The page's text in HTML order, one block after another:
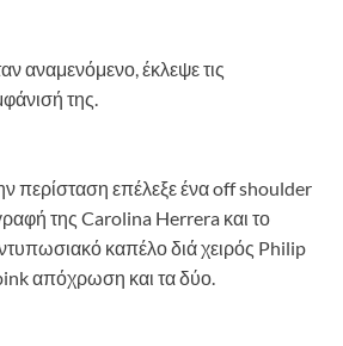
αναμενόμενο, έκλεψε τις
της.
περίσταση επέλεξε ένα off shoulder
της Carolina Herrera και το
καπέλο διά χειρός Philip
απόχρωση και τα δύο.